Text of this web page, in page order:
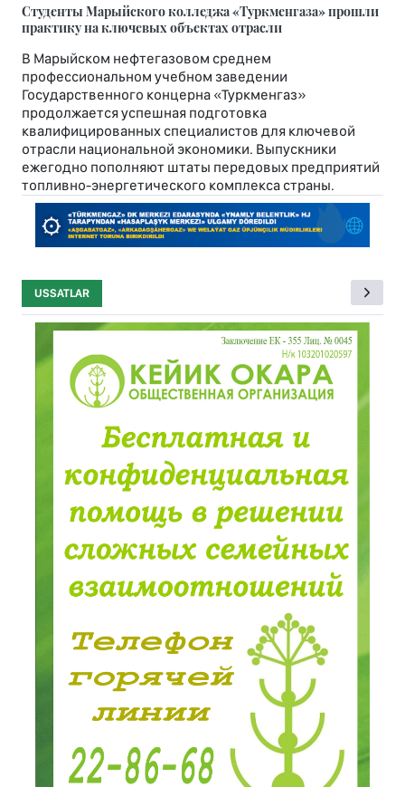
Студенты Марыйского колледжа «Туркменгаза» прошли
практику на ключевых объектах отрасли
В Марыйском нефтегазовом среднем
профессиональном учебном заведении
Государственного концерна «Туркменгаз»
продолжается успешная подготовка
квалифицированных специалистов для ключевой
отрасли национальной экономики. Выпускники
ежегодно пополняют штаты передовых предприятий
топливно-энергетического комплекса страны.
USSATLAR